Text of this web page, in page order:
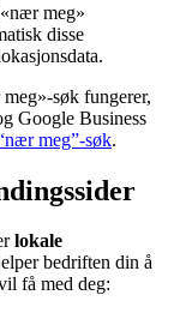
meg»
disse
søk fungerer,
Google Business
meg”-søk.
lokale
bedriften din å
få med deg: